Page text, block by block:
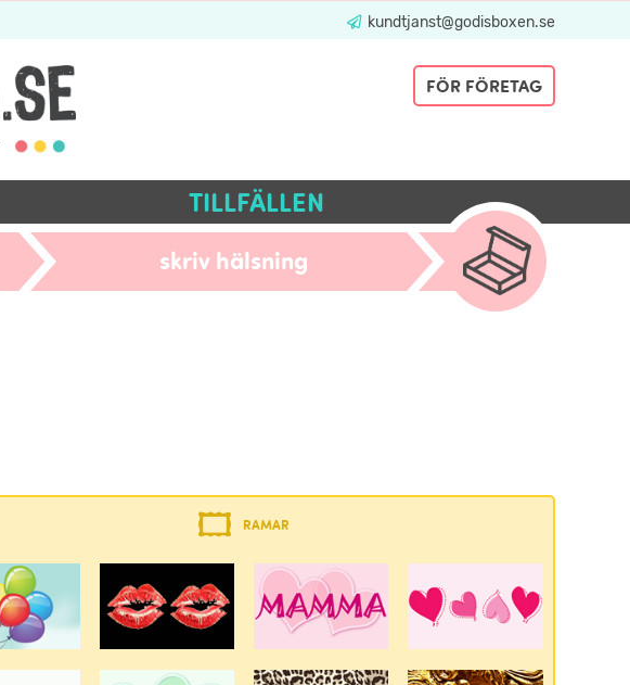
kundtjanst@godisboxen.se
FÖR FÖRETAG
TILLFÄLLEN
skriv hälsning
RAMAR